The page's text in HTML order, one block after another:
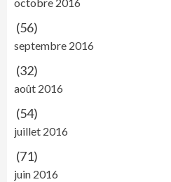
(56)
septembre 2016
(32)
août 2016
(54)
juillet 2016
(71)
juin 2016